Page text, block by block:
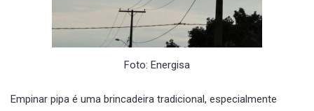
Foto: Energisa
Empinar pipa é uma brincadeira tradicional, especialmente